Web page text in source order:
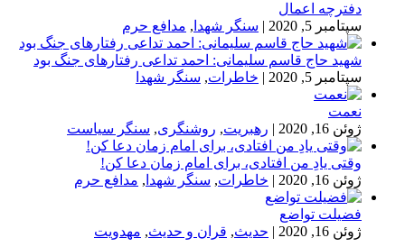
دفترچه اعمال
سپتامبر 5, 2020
| سنگر شهدا , مدافع حرم
شهید حاج قاسم سلیمانی: احمد تداعی رفتارهای جنگ بود
سپتامبر 5, 2020
| خاطرات, سنگر شهدا
نعمت
ژوئن 16, 2020
| رهبریت, روشنگری, سنگر سیاست
وقتی یادِ من افتادی، برای امام زمان دعا کن!
ژوئن 16, 2020
| خاطرات, سنگر شهدا , مدافع حرم
فضیلت تواضع
ژوئن 16, 2020
| حدیث, قران و حدیث, مهدویت